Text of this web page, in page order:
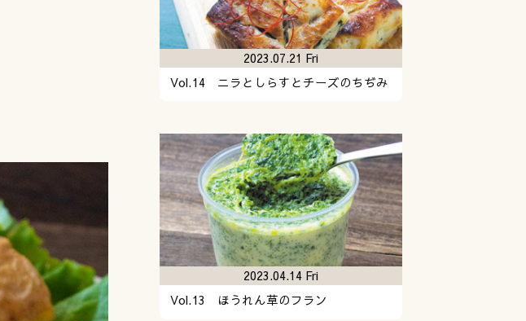
Vol.14 ニラとしらすとチーズのちぢみ
2023.07.21 Fri
Vol.13 ほうれん草のフラン
2023.04.14 Fri